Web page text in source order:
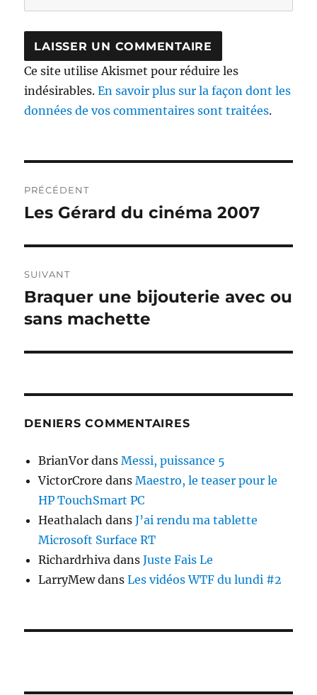
Ce site utilise Akismet pour réduire les
indésirables.En savoir plus sur la façon dont les
données de vos commentaires sont traitées.
de
PRÉCÉDENT
Publication
Les Gérard du cinéma 2007
SUIVANT
Publication
suivante :
Braquer une bijouterie avec ou
sans machette
DENIERS COMMENTAIRES
BrianVor dansMessi, puissance 5
VictorCrore dansMaestro, le teaser pour le
HP TouchSmart PC
Heathalach dansJ’ai rendu ma tablette
Microsoft Surface RT
Richardrhiva dansJuste Fais Le
LarryMewdansLes vidéos WTF du lundi #2